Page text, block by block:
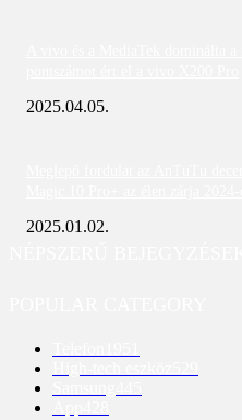
2025.04.05.
2025.01.02.